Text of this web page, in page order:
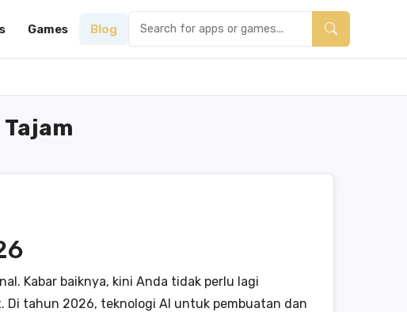
Games Blog
Kabar baiknya, kini Anda tidak perlu lagi
tahun 2026, teknologi AI untuk pembuatan dan